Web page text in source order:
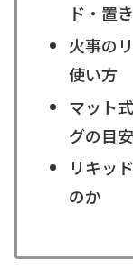
ド・置
火事の
使い方
マット
グの目安
リキッ
のか